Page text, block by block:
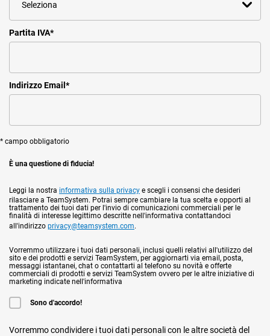
Partita IVA*
Indirizzo Email *
* campo obbligatorio
È una questione di fiducia!
Leggi la nostra informativa sulla privacy e scegli i consensi che desideri
rilasciare a TeamSystem. Potrai sempre cambiare la tua scelta e opporti al
trattamento dei tuoi dati per l'invio di comunicazioni commerciali per le
finalità di interesse legittimo descritte nell'informativa contattandoci
all'indirizzo privacy@teamsystem.com.
Vorremmo utilizzare i tuoi dati personali, inclusi quelli relativi all'utilizzo del
sito e dei prodotti e servizi TeamSystem, per aggiornarti via email, posta,
messaggi istantanei, chat o contattarti al telefono su novità e offerte
commerciali di prodotti e servizi TeamSystem ovvero per le altre iniziative di
marketing indicate nell'informativa
Sono d'accordo!
Vorremmo condividere i tuoi dati personali con le altre società del